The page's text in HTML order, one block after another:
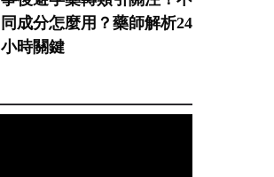
同成分怎麼用？藥師解析24
小時關鍵